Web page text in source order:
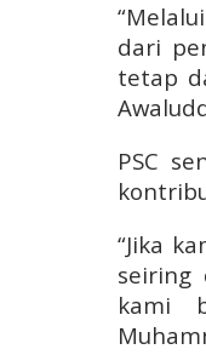
dari
tetap
PSC
“Jika
seiring
kami